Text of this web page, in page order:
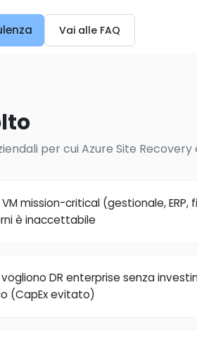
Vai alle FAQ
per cui Azure Site
mission-critical (gestionale, ERP,
è inaccettabile
DR enterprise senza
(CapEx evitato)